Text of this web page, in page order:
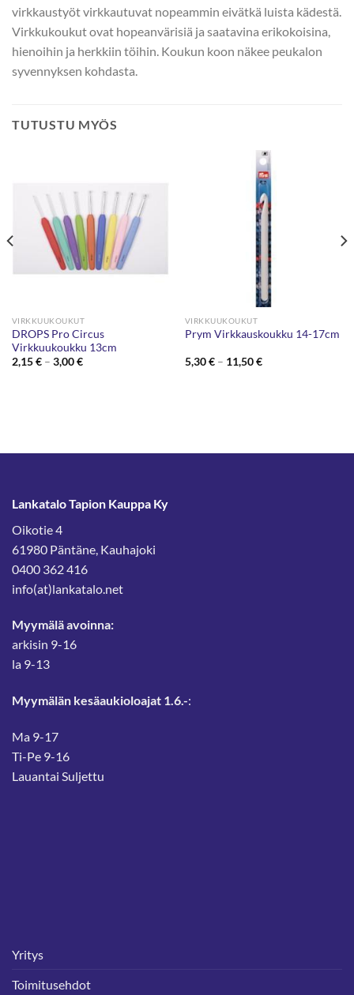
virkkaustyöt virkkautuvat nopeammin eivätkä luista kädestä.
Virkkukoukut ovat hopeanvärisiä ja saatavina erikokoisina,
hienoihin ja herkkiin töihin. Koukun koon näkee peukalon
syvennyksen kohdasta.
TUTUSTU MYÖS
VIRKKUUKOUKUT
DROPS Pro Circus
Virkkuukoukku 13cm
2,15€ – 3,00€Hintaluokka:
VIRKKUUKOUKUT
Prym Virkkauskoukku 14-17cm
5,30€ – 11,50€Hintaluokka:
Lankatalo Tapion Kauppa Ky
Oikotie 4
61980 Päntäne, Kauhajoki
0400 362 416
info(at)lankatalo.net
Myymälä avoinna:
arkisin 9-16
la 9-13
Myymälän kesäaukioloajat 1.6.-:
Ma 9-17
Ti-Pe 9-16
Lauantai Suljettu
Yritys
Toimitusehdot